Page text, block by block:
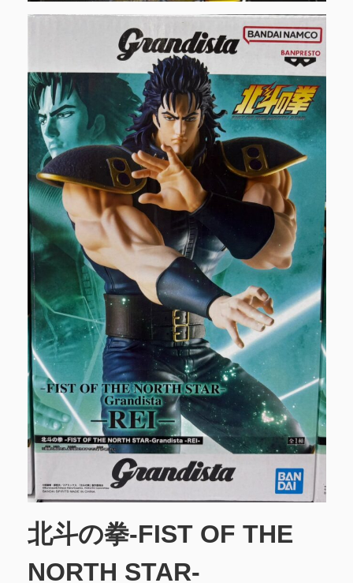
北斗の拳-FIST OF THE
NORTH STAR-